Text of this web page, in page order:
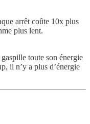
arrêt coûte 10x plus
plus lent.
toute son énergie
il n’y a plus d’énergie